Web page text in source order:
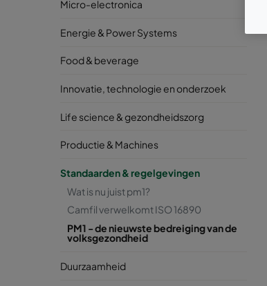
Micro-electronica
Energie & Power Systems
Food & beverage
Innovatie, technologie en onderzoek
Life science & gezondheidszorg
Productie & Machines
Standaarden & regelgevingen
Wat is nu juist pm1?
Camfil verwelkomt ISO 16890
PM1 - de nieuwste bedreiging van de
volksgezondheid
Duurzaamheid